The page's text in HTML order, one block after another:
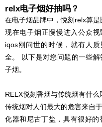
relx电子烟好抽吗？
在电子烟品牌中，悦刻relx算是
现在电子烟正慢慢进入公众视
iqos刚问世的时候，就有人
全。 以下是对您问题的一些
子烟。
RELX悦刻香烟与传统烟有什么
传统烟对人们最大的危害来自
化器和尼古丁盐，具有很好